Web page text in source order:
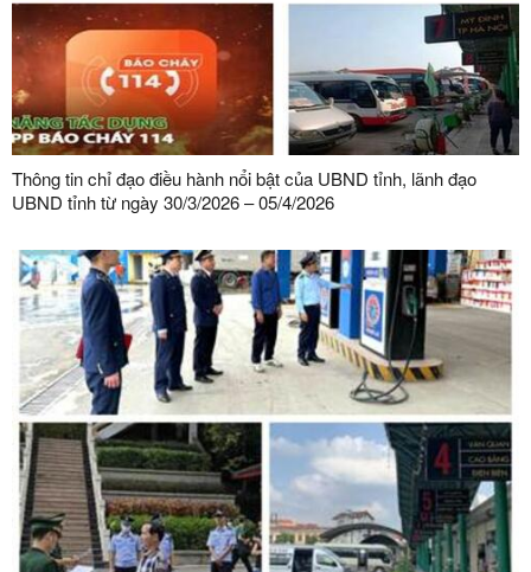
Thông tin chỉ đạo điều hành nổi bật của UBND tỉnh, lãnh đạo
UBND tỉnh từ ngày 30/3/2026 – 05/4/2026